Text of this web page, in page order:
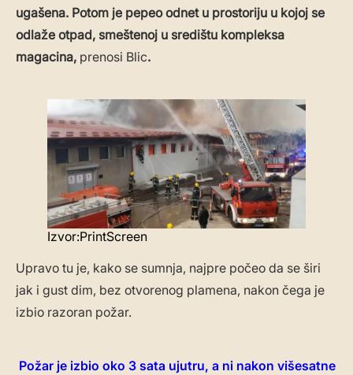
ugašena. Potom je pepeo odnet u prostoriju u kojoj se
odlaže otpad, smeštenoj u središtu kompleksa
magacina, prenosi Blic.
Izvor:PrintScreen
Upravo tu je, kako se sumnja, najpre počeo da se širi
jak i gust dim, bez otvorenog plamena, nakon čega je
izbio razoran požar.
Požar je izbio oko 3 sata ujutru, a ni nakon višesatne